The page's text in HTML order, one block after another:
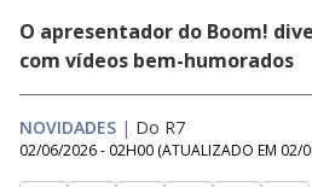
O apresentador do Boom!
com vídeos bem-humorados
NOVIDADES | Do R7
02/06/2026 - 02H00 (ATUALIZADO EM 02/